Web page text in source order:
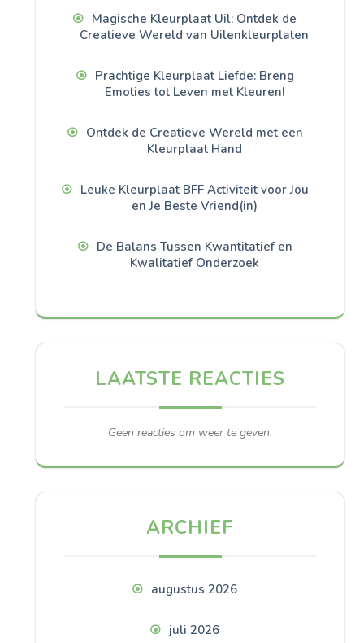
Magische Kleurplaat Uil: Ontdek de
Creatieve Wereld van Uilenkleurplaten
Prachtige Kleurplaat Liefde: Breng
Emoties tot Leven met Kleuren!
Ontdek de Creatieve Wereld met een
Kleurplaat Hand
Leuke Kleurplaat BFF Activiteit voor Jou
en Je Beste Vriend(in)
De Balans Tussen Kwantitatief en
Kwalitatief Onderzoek
LAATSTE REACTIES
Geen reacties om weer te geven.
ARCHIEF
augustus 2026
juli 2026